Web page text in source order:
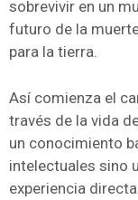
sobrevivir en un
futuro de la
para la tierra.
Así comienza el
través de la vida
un conocimiento
intelectuales sino
experiencia